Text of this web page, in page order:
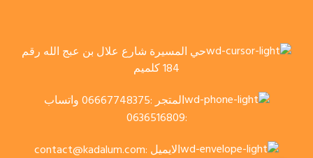
حي المسيرة شارع علال بن عبج الله رقم
184 كلميم
المتجر :06667748375 واتساب
:0636516809
الايميل :contact@kadalum.com